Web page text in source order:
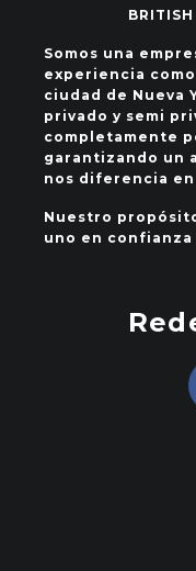
Somos una
experiencia
ciudad de Nueva
privado y semi
completamente
garantizando un
nos diferencia
Nuestro
uno en confianza